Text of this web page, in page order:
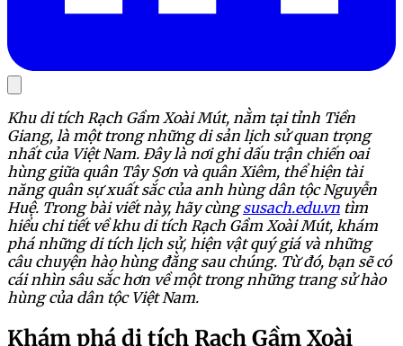
Khu di tích Rạch Gầm Xoài Mút, nằm tại tỉnh Tiền
Giang, là một trong những di sản lịch sử quan trọng
nhất của Việt Nam. Đây là nơi ghi dấu trận chiến oai
hùng giữa quân Tây Sơn và quân Xiêm, thể hiện tài
năng quân sự xuất sắc của anh hùng dân tộc Nguyễn
Huệ. Trong bài viết này, hãy cùngsusach.edu.vn tìm
hiểu chi tiết về khu di tích Rạch Gầm Xoài Mút, khám
phá những di tích lịch sử, hiện vật quý giá và những
câu chuyện hào hùng đằng sau chúng. Từ đó, bạn sẽ có
cái nhìn sâu sắc hơn về một trong những trang sử hào
hùng của dân tộc Việt Nam.
Khám phá di tích Rạch Gầm Xoài